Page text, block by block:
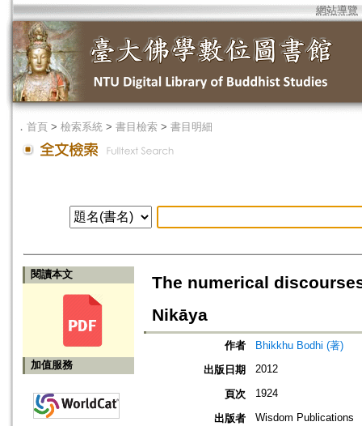
網站導覽
． 首頁 > 檢索系統 > 書目檢索 > 書目明細
閱讀本文
加值服務
The numerical
Nikāya
作者
Bhikkhu Bodhi (著)
出版日期
2012
頁次 1924
出版者 Wisdom Publications